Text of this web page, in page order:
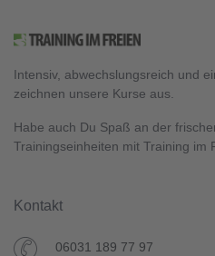
Intensiv, abwechslungsreich und
zeichnen unsere Kurse aus.
Habe auch Du Spaß an der
Trainingseinheiten mit Training im
Kontakt
06031 189 77 97